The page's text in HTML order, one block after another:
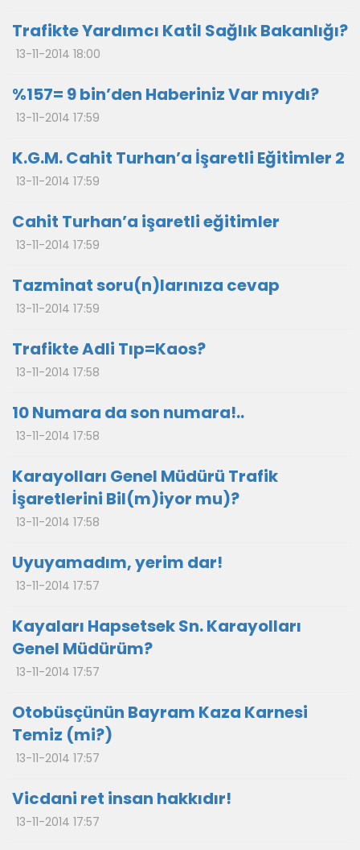
Trafikte Yardımcı Katil Sağlık Bakanlığı?
13-11-2014 18:00
%157= 9 bin’den Haberiniz Var mıydı?
13-11-2014 17:59
K.G.M. Cahit Turhan’a İşaretli Eğitimler 2
13-11-2014 17:59
Cahit Turhan’a işaretli eğitimler
13-11-2014 17:59
Tazminat soru(n)larınıza cevap
13-11-2014 17:59
Trafikte Adli Tıp=Kaos?
13-11-2014 17:58
10 Numara da son numara!..
13-11-2014 17:58
Karayolları Genel Müdürü Trafik
İşaretlerini Bil(m)iyor mu)?
13-11-2014 17:58
Uyuyamadım, yerim dar!
13-11-2014 17:57
Kayaları Hapsetsek Sn. Karayolları
Genel Müdürüm?
13-11-2014 17:57
Otobüsçünün Bayram Kaza Karnesi
Temiz (mi?)
13-11-2014 17:57
Vicdani ret insan hakkıdır!
13-11-2014 17:57